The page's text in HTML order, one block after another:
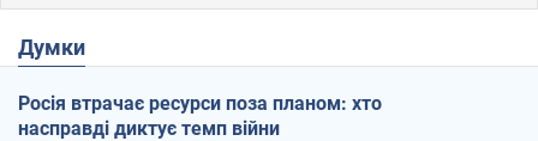
Думки
Росія втрачає ресурси поза планом: хто
насправді диктує темп війни